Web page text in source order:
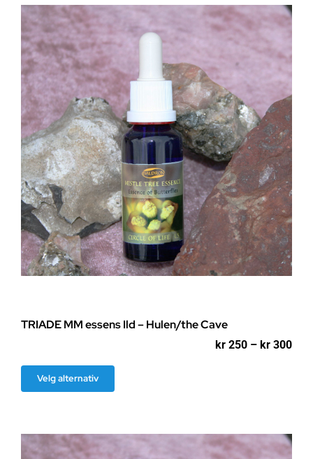
TRIADE MM essens Ild – Hulen/the Cave
kr 250 – kr 300
Velg alternativ
produktet
flere